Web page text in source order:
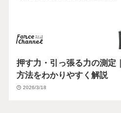
押す力・引っ張る力の測定
方法をわかりやすく解説
2026/3/18